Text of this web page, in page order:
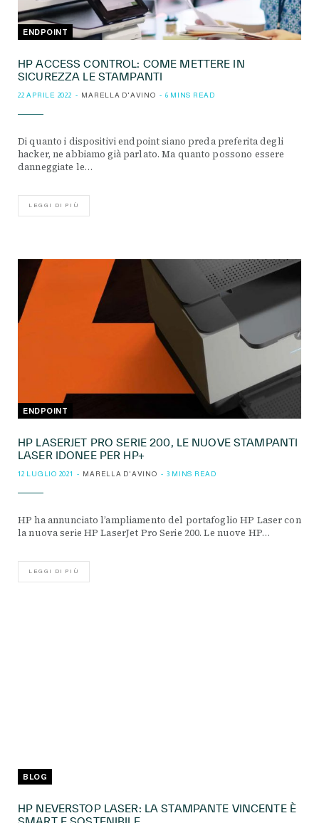
ENDPOINT
HP ACCESS CONTROL: COME METTERE IN
SICUREZZA LE STAMPANTI
22 APRILE 2022 MARELLA D'AVINO 6 MINS READ
Di quanto i dispositivi endpoint siano preda preferita degli
hacker, ne abbiamo già parlato. Ma quanto possono essere
danneggiate le…
LEGGI DI PIÙ
ENDPOINT
HP LASERJET PRO SERIE 200, LE NUOVE STAMPANTI
LASER IDONEE PER HP+
12 LUGLIO 2021 MARELLA D'AVINO 3 MINS READ
HP ha annunciato l’ampliamento del portafoglio HP Laser con
la nuova serie HP LaserJet Pro Serie 200. Le nuove HP…
LEGGI DI PIÙ
BLOG
HP NEVERSTOP LASER: LA STAMPANTE VINCENTE È